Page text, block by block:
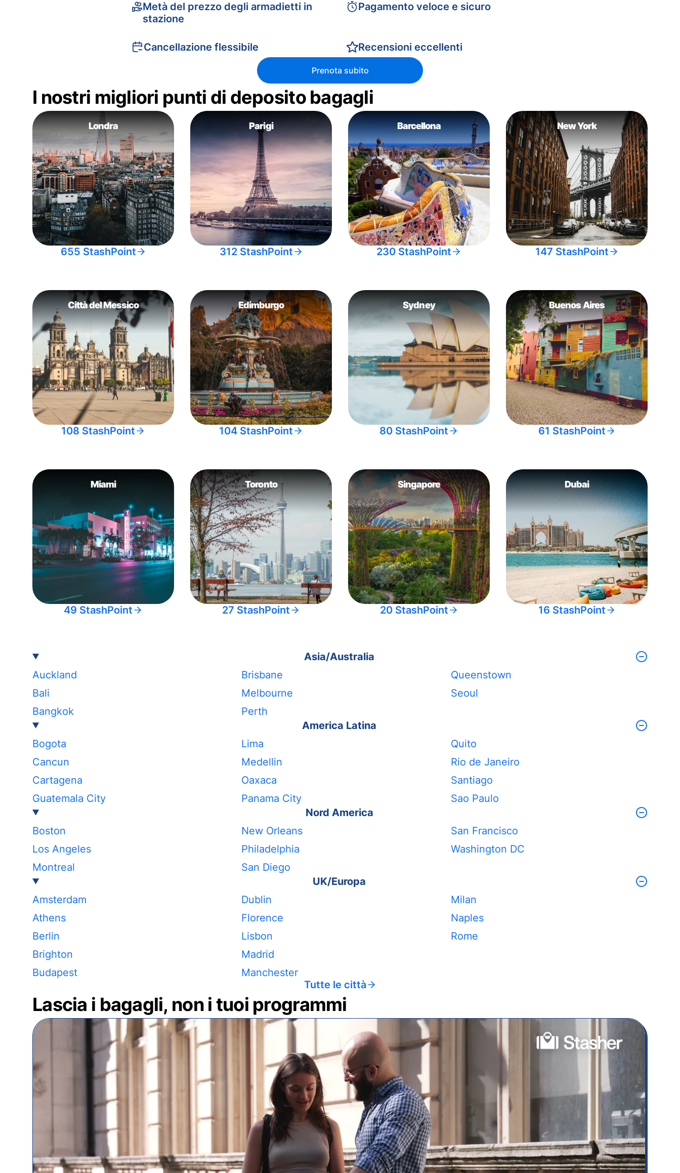
Metà del prezzo degli armadietti in
stazione
Cancellazione flessibile
Pagamento veloce e sicuro
Recensioni eccellenti
Prenota subito
I nostri migliori punti di deposito bagagli
Londra
655 StashPoint
Parigi
312 StashPoint
Barcellona
230 StashPoint
New York
147 StashPoint
Città del Messico
108 StashPoint
Edimburgo
104 StashPoint
Sydney
80 StashPoint
Buenos Aires
61 StashPoint
Miami
49 StashPoint
Toronto
27 StashPoint
Singapore
20 StashPoint
Dubai
16 StashPoint
Asia/Australia
Auckland
Bali
Bangkok
Brisbane
Melbourne
Perth
Queenstown
Seoul
America Latina
Bogota
Cancun
Cartagena
Guatemala City
Lima
Medellin
Oaxaca
Panama City
Quito
Rio de Janeiro
Santiago
Sao Paulo
Nord America
Boston
Los Angeles
Montreal
New Orleans
Philadelphia
San Diego
San Francisco
Washington DC
UK/Europa
Amsterdam
Athens
Berlin
Brighton
Budapest
Dublin
Florence
Lisbon
Madrid
Manchester
Milan
Naples
Rome
Tutte le città
Lascia i bagagli, non i tuoi programmi